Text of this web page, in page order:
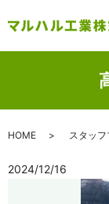
HOME スタッフ
2024/12/16